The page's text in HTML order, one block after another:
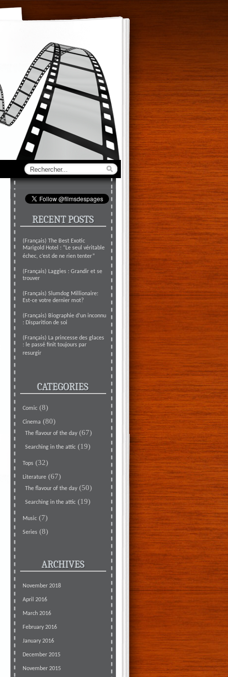
RECENT POSTS
(Français) The Best Exotic
Marigold Hotel : “Le seul véritable
échec, c’est de ne rien tenter”
(Français) Laggies : Grandir et se
trouver
(Français) Slumdog Millionaire:
Est-ce votre dernier mot?
(Français) Biographie d’un inconnu
: Disparition de soi
(Français) La princesse des glaces
: le passé finit toujours par
resurgir
CATEGORIES
Comic(8)
Cinema (80)
The flavour of the day(67)
Searching in the attic(19)
Tops(32)
Literature(67)
The flavour of the day(50)
Searching in the attic(19)
Music(7)
Series(8)
ARCHIVES
November 2018
April 2016
March 2016
February 2016
January 2016
December 2015
November 2015